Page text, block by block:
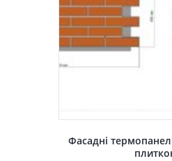
Фасадні